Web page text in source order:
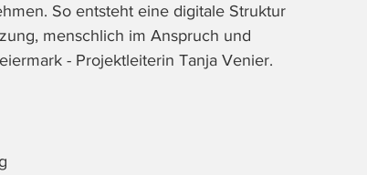
So entsteht eine digitale Struktur
menschlich im Anspruch und
- Projektleiterin Tanja Venier.